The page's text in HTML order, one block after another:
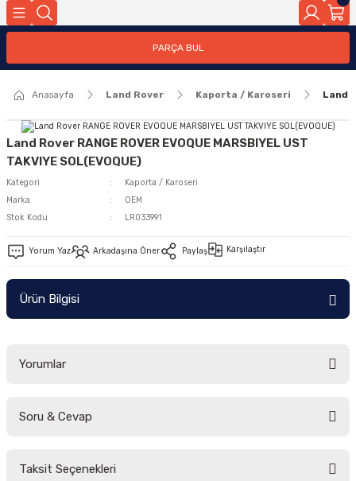
PARÇA BUL
Anasayfa Land Rover Kaporta / Karoseri Land
Land Rover RANGE ROVER EVOQUE MARSBIYEL UST
TAKVIYE SOL(EVOQUE)
Kategori
Kaporta / Karoseri
Marka
OEM
Stok Kodu
LR033991
Yorum Yaz Arkadaşına Öner Paylaş Karşılaştır
Ürün Bilgisi
Yorumlar
Soru & Cevap
Taksit Seçenekleri